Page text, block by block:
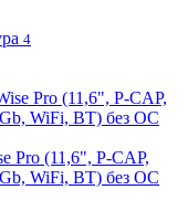
4
Pro (11,6", P-CAP,
WiFi, BT) без ОС